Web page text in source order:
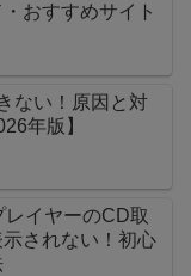
おすすめサイト
ない！原因と対
年版】
イヤーのCD取
されない！初心